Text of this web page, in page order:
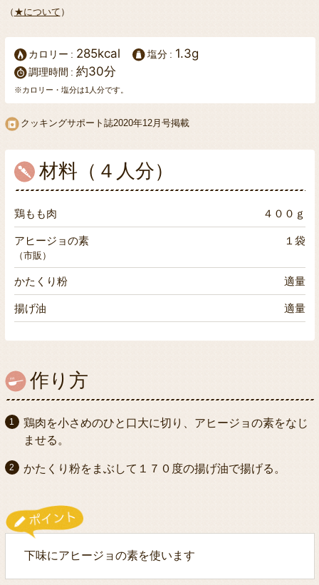
（ ★について ）
カロリー 285kcal 塩分 1.3g
調理時間 約30分
※カロリー・塩分は1人分です。
クッキングサポート誌2020年12月号掲載
材料（４人分）
鶏もも肉 ４００ｇ
アヒージョの素 １袋
（市販）
かたくり粉 適量
揚げ油 適量
作り方
鶏肉を小さめのひと口大に切り、アヒージョの素をなじ
ませる。
かたくり粉をまぶして１７０度の揚げ油で揚げる。
下味にアヒージョの素を使います